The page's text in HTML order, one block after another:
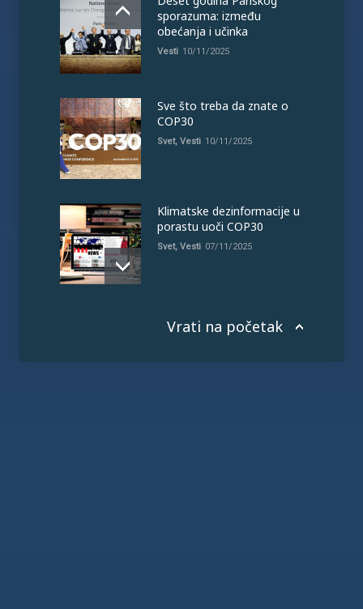
sporazuma: između
obećanja i učinka
Vesti 10/11/2025
Sve što treba da znate o
COP30
Svet, Vesti 10/11/2025
Klimatske dezinformacije u
porastu uoči COP30
Svet, Vesti 07/11/2025
Vrati na početak